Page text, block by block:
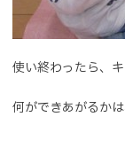
使い終わったら、
何ができあがるか